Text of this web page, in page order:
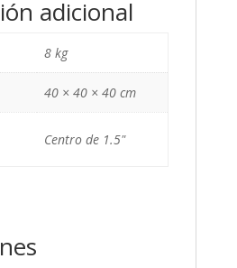
adicional
8 kg
40 × 40 × 40 cm
Centro de 1.5"